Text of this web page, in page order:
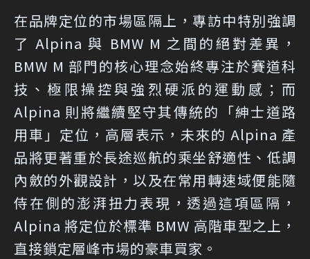
在品牌定位的市場區隔上，專訪中特別強調
了 Alpina 與 BMW M 之間的絕對差異，
BMW M 部門的核心理念始終專注於賽道科
技、極限操控與強烈硬派的運動感；而
Alpina 則將繼續堅守其傳統的「紳士道路
用車」定位，高層表示，未來的 Alpina 產
品將更著重於長途巡航的乘坐舒適性、低調
內斂的外觀設計，以及在常用轉速域便能隨
侍在側的澎湃扭力表現，透過這項區隔，
Alpina 將定位於標準 BMW 高階車型之上，
直接鎖定層峰市場的豪車買家。